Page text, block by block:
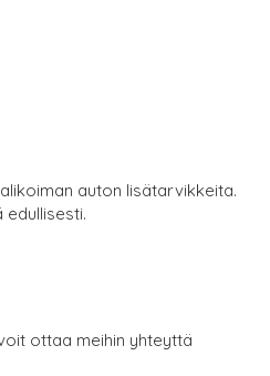
auton lisätarvikkeita.
ottaa meihin yhteyttä